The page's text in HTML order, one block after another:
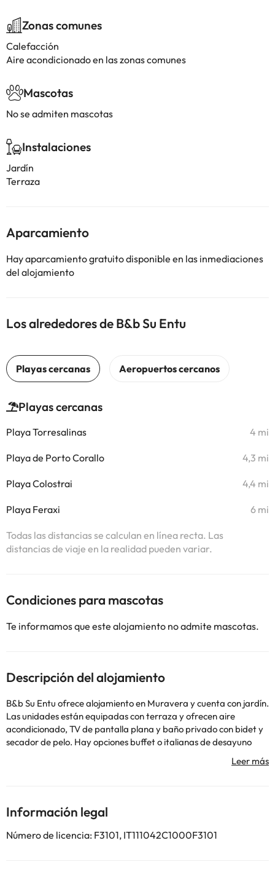
Zonas comunes
Calefacción
Aire acondicionado en las zonas comunes
Mascotas
No se admiten mascotas
Instalaciones
Jardín
Terraza
Aparcamiento
Hay aparcamiento gratuito disponible en las inmediaciones
del alojamiento
Los alrededores de B&b Su Entu
Playas cercanas
Playa Torresalinas 4 mi
Playa de Porto Corallo 4,3 mi
Playa Colostrai 4,4 mi
Playa Feraxi 6 mi
Todas las distancias se calculan en línea recta. Las
distancias de viaje en la realidad pueden variar.
Condiciones para mascotas
Te informamos que este alojamiento no admite mascotas.
Descripción del alojamiento
B&b Su Entu ofrece alojamiento en Muravera y cuenta con jardín.
Las unidades están equipadas con terraza y ofrecen aire
acondicionado, TV de pantalla plana y baño privado con bidet y
secador de pelo. Hay opciones buffet o italianas de desayuno
aeropuerto más cercano (Aeropuerto de Cagliari Elmas) está a
o soltera ni fiestas similares. Gestionado por un particular
Algunos de los servicios detallados pueden ser de pago. Puedes
Información legal
Número de licencia: F3101, IT111042C1000F3101